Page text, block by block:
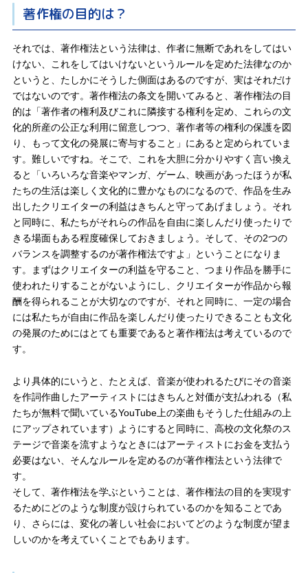
著作権の目的は？
それでは、著作権法という法律は、作者に無断であれをしてはい
けない、これをしてはいけないというルールを定めた法律なのか
というと、たしかにそうした側面はあるのですが、実はそれだけ
ではないのです。著作権法の条文を開いてみると、著作権法の目
的は「著作者の権利及びこれに隣接する権利を定め、これらの文
化的所産の公正な利用に留意しつつ、著作者等の権利の保護を図
り、もって文化の発展に寄与すること」にあると定められていま
す。難しいですね。そこで、これを大胆に分かりやすく言い換え
ると「いろいろな音楽やマンガ、ゲーム、映画があったほうが私
たちの生活は楽しく文化的に豊かなものになるので、作品を生み
出したクリエイターの利益はきちんと守ってあげましょう。それ
と同時に、私たちがそれらの作品を自由に楽しんだり使ったりで
きる場面もある程度確保しておきましょう。そして、その2つの
バランスを調整するのが著作権法ですよ」ということになりま
す。まずはクリエイターの利益を守ること、つまり作品を勝手に
使われたりすることがないようにし、クリエイターが作品から報
酬を得られることが大切なのですが、それと同時に、一定の場合
には私たちが自由に作品を楽しんだり使ったりできることも文化
の発展のためにはとても重要であると著作権法は考えているので
す。
より具体的にいうと、たとえば、音楽が使われるたびにその音楽
を作詞作曲したアーティストにはきちんと対価が支払われる（私
たちが無料で聞いているYouTube上の楽曲もそうした仕組みの上
にアップされています）ようにすると同時に、高校の文化祭のス
テージで音楽を流すようなときにはアーティストにお金を支払う
必要はない、そんなルールを定めるのが著作権法という法律で
す。
そして、著作権法を学ぶということは、著作権法の目的を実現す
るためにどのような制度が設けられているのかを知ることであ
り、さらには、変化の著しい社会においてどのような制度が望ま
しいのかを考えていくことでもあります。